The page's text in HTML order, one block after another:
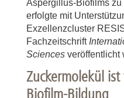
Aspergillus-Biofilms
erfolgte mit
Exzellenzcluster
Fachzeitschrift
Sciences veröffentlicht
Zuckermolekül
Biofilm-Bildung